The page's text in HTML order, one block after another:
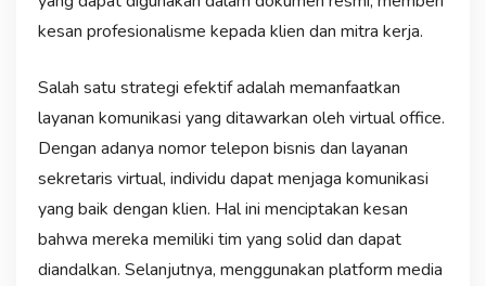
kesan profesionalisme kepada klien dan mitra kerja.
Salah satu strategi efektif adalah memanfaatkan
layanan komunikasi yang ditawarkan oleh virtual office.
Dengan adanya nomor telepon bisnis dan layanan
sekretaris virtual, individu dapat menjaga komunikasi
yang baik dengan klien. Hal ini menciptakan kesan
bahwa mereka memiliki tim yang solid dan dapat
diandalkan. Selanjutnya, menggunakan platform media